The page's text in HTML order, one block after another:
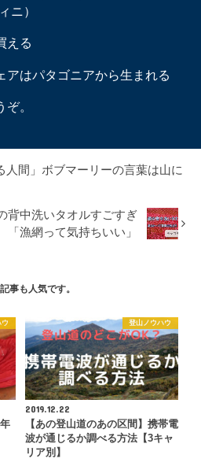
ニ）
える
はパタゴニアから生まれる
ぞ。
人間」ボブマーリーの言葉は山に
背中洗いタオルすごすぎ
「漁網って気持ちいい」
事も人気です。
登山ノウハウ
2019.12.22
【あの登山道のあの区間】携帯電
波が通じるか調べる方法【3キャ
リア別】